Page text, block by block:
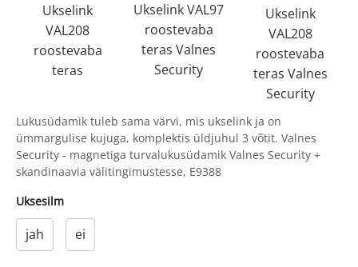
Ukselink
VAL208
roostevaba
teras
Ukselink VAL97
roostevaba
teras Valnes
Security
Ukselink
VAL208
roostevaba
teras Valnes
Security
Lukusüdamik tuleb sama värvi, mis ukselink ja on
ümmargulise kujuga, komplektis üldjuhul 3 võtit. Valnes
Security - magnetiga turvalukusüdamik Valnes Security +
skandinaavia välitingimustesse, E9388
Uksesilm
jah ei